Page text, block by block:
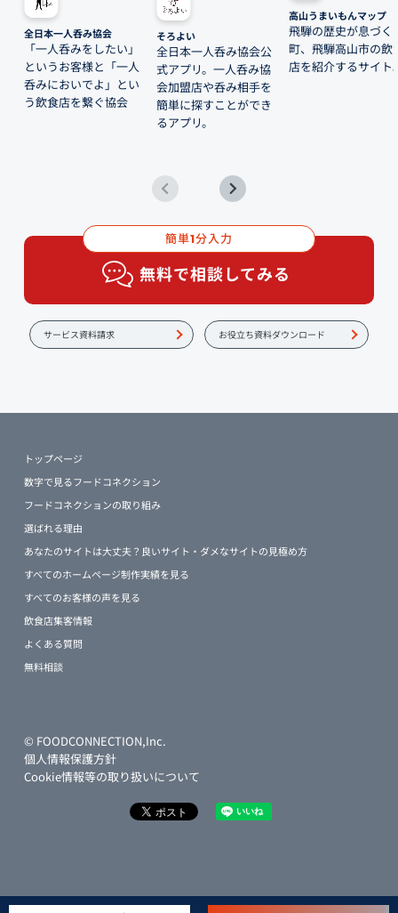
全日本一人呑み協会
「一人呑みをしたい」
というお客様と「一人
呑みにおいでよ」とい
う飲食店を繋ぐ協会
そろよい
全日本一人呑み協会公
式アプリ。一人呑み協
会加盟店や呑み相手を
簡単に探すことができ
るアプリ。
高山うまいもんマップ
飛騨の歴史が息づく
町、飛騨高山市の飲
店を紹介するサイト
簡単1分入力
無料で相談してみる
サービス資料請求 お役立ち資料ダウンロード
トップページ
数字で見るフードコネクション
フードコネクションの取り組み
選ばれる理由
あなたのサイトは大丈夫？良いサイト・ダメなサイトの見極め方
すべてのホームページ制作実績を見る
すべてのお客様の声を見る
飲食店集客情報
よくある質問
無料相談
© FOODCONNECTION,Inc.
個人情報保護方針
Cookie情報等の取り扱いについて